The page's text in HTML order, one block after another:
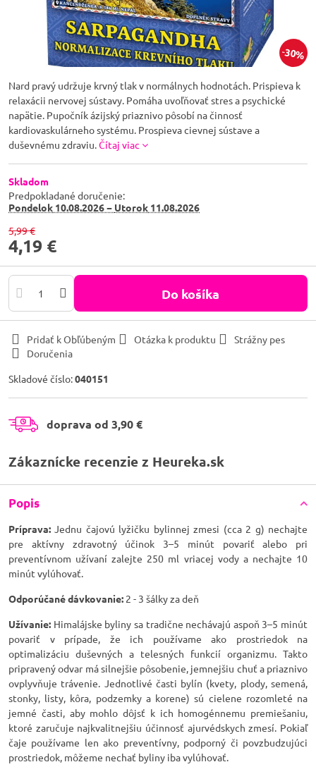
30%
Nard pravý udržuje krvný tlak v normálnych hodnotách. Prispieva k
relaxácii nervovej sústavy. Pomáha uvoľňovať stres a psychické
napätie. Pupočník ázijský​ priaznivo pôsobí na činnosť
kardiovaskulárneho systému. Prospieva cievnej sústave a
duševnému zdraviu.Čítaj viac
Skladom
Predpokladané doručenie:
Pondelok 10.08.2026 − Utorok 11.08.2026
5,99 €
4,19 €
Do košíka
Pridať k Obľúbeným Otázka k produktu
Strážny pes
Doručenia
Skladové číslo:040151
doprava od 3,90 €
Zákaznícke recenzie z Heureka.sk
Popis
Príprava:Jednu čajovú lyžičku bylinnej zmesi (cca 2 g) nechajte
pre aktívny zdravotný účinok 3–5 minút povariť alebo pri
preventívnom užívaní zalejte 250 ml vriacej vody a nechajte 10
minút vylúhovať.
Odporúčané dávkovanie: 2 - 3 šálky za deň
Užívanie: Himalájske byliny sa tradične nechávajú aspoň 3–5 minút
povariť v prípade, že ich používame ako prostriedok na
optimalizáciu duševných a telesných funkcií organizmu. Takto
pripravený odvar má silnejšie pôsobenie, jemnejšiu chuť a priaznivo
ovplyvňuje trávenie. Jednotlivé časti bylín (kvety, plody, semená,
stonky, listy, kôra, podzemky a korene) sú cielene rozomleté na
jemné časti, aby mohlo dôjsť k ich homogénnemu premiešaniu,
ktoré zaručuje najkvalitnejšiu účinnosť ajurvédskych zmesí. Pokiaľ
čaje používame len ako preventívny, podporný či povzbudzujúci
prostriedok, môžeme nechať byliny iba vylúhovať.